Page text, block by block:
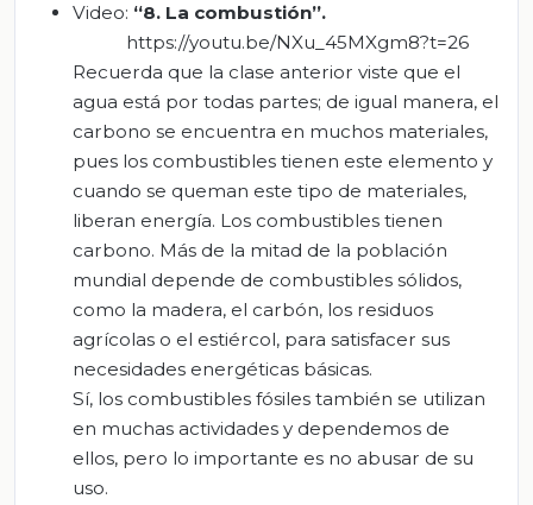
Video: “8. La combustión”.
https://youtu.be/NXu_45MXgm8?t=26
Recuerda que la clase anterior viste que el
agua está por todas partes; de igual manera, el
carbono se encuentra en muchos materiales,
pues los combustibles tienen este elemento y
cuando se queman este tipo de materiales,
liberan energía. Los combustibles tienen
carbono. Más de la mitad de la población
mundial depende de combustibles sólidos,
como la madera, el carbón, los residuos
agrícolas o el estiércol, para satisfacer sus
necesidades energéticas básicas.
Sí, los combustibles fósiles también se utilizan
en muchas actividades y dependemos de
ellos, pero lo importante es no abusar de su
uso.